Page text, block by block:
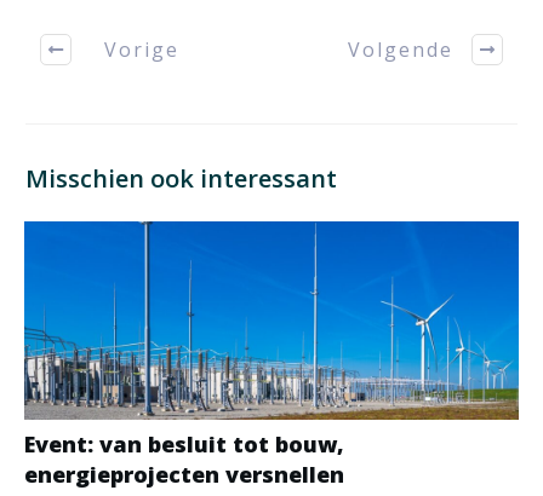
Vorige Volgende
Misschien ook interessant
Event: van besluit tot bouw,
energieprojecten versnellen